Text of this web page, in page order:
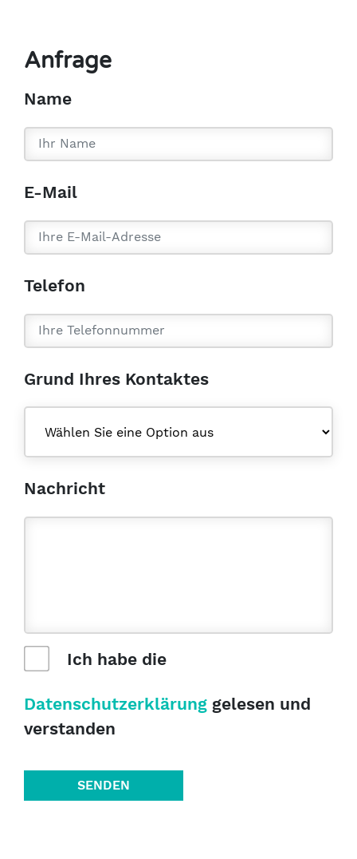
Anfrage
Name
E-Mail
Telefon
Grund Ihres Kontaktes
Nachricht
Ich habe die
Datenschutzerklärung gelesen und
verstanden
SENDEN